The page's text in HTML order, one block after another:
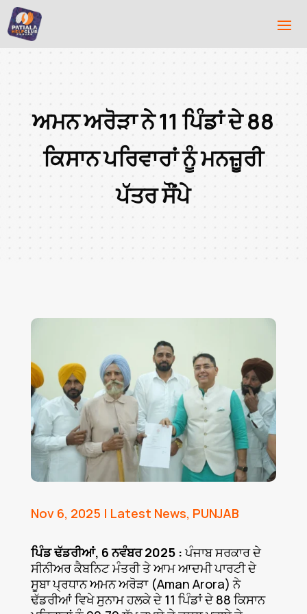
ਅਮਨ ਅਰੋੜਾ ਨੇ 11 ਪਿੰਡਾਂ ਦੇ 88
ਕਿਸਾਨ ਪਰਿਵਾਰਾਂ ਨੂੰ ਮਨਜ਼ੂਰੀ
ਪੱਤਰ ਸੌਂਪੇ
Nov 6, 2025 | Latest News, PUNJAB
ਪਿੰਡ ਢੱਡਰੀਆਂ, 6 ਨਵੰਬਰ 2025 :ਪੰਜਾਬ ਸਰਕਾਰ ਦੇ
ਸੀਨੀਅਰ ਕੈਬਨਿਟ ਮੰਤਰੀ ਤੇ ਆਮ ਆਦਮੀ ਪਾਰਟੀ ਦੇ
ਸੂਬਾ ਪ੍ਰਧਾਨ ਅਮਨ ਅਰੋੜਾ (Aman Arora) ਨੇ
ਢੱਡਰੀਆਂ ਵਿਖੇ ਸੁਨਾਮ ਹਲਕੇ ਦੇ 11 ਪਿੰਡਾਂ ਦੇ 88 ਕਿਸਾਨ